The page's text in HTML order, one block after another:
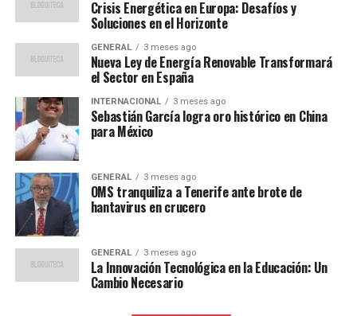
curso
El 24 de diciembre de 1961, un accidente de caza casi
cambia el curso de la historia. Franco resultó herido
cuando el cañón de su escopeta estalló, una anécdota
que Julián Casanova relata en su biografía del dictador.
Este evento, que dejó a Franco con la mano escayolada,
fue un recordatorio de su mortalidad y la fragilidad de su
régimen.
En la literatura, personajes como Raúl Guerra Garrido
han explorado la figura de Franco desde diferentes
perspectivas. En su novela
menciona cómo Franco dejó una huella imborrable en
España, incluso en lugares tan remotos como el parador
Crisis Energética en Europa: Desafíos y
Soluciones en el Horizonte
GENERAL 3 meses ago
Nueva Ley de Energía Renovable Transformará
el Sector en España
INTERNACIONAL 3 meses ago
Sebastián García logra oro histórico en China
para México
GENERAL 3 meses ago
OMS tranquiliza a Tenerife ante brote de
hantavirus en crucero
GENERAL 3 meses ago
La Innovación Tecnológica en la Educación: Un
Cambio Necesario